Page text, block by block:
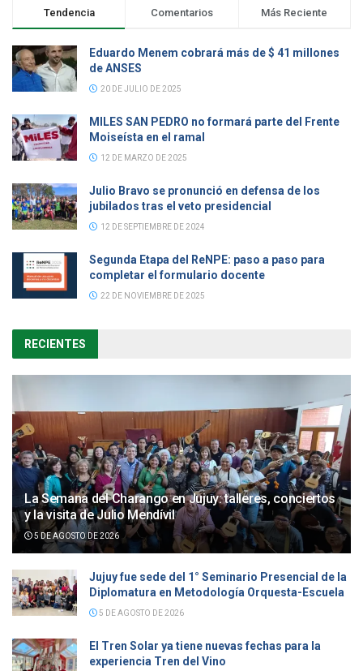
Tendencia Comentarios Más Reciente
Eduardo Menem cobrará más de $ 41 millones
de ANSES
20 DE JULIO DE 2025
MILES SAN PEDRO no formará parte del Frente
Moiseísta en el ramal
12 DE MARZO DE 2025
Julio Bravo se pronunció en defensa de los
jubilados tras el veto presidencial
12 DE SEPTIEMBRE DE 2024
Segunda Etapa del ReNPE: paso a paso para
completar el formulario docente
22 DE NOVIEMBRE DE 2025
RECIENTES
La Semana del Charango en Jujuy: talleres, conciertos
y la visita de Julio Mendívil
5 DE AGOSTO DE 2026
Jujuy fue sede del 1° Seminario Presencial de la
Diplomatura en Metodología Orquesta-Escuela
5 DE AGOSTO DE 2026
El Tren Solar ya tiene nuevas fechas para la
experiencia Tren del Vino